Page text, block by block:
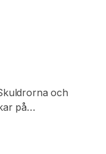
och
på